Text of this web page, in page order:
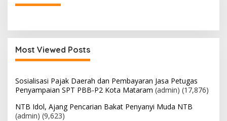
Most Viewed Posts
Sosialisasi Pajak Daerah dan Pembayaran Jasa Petugas
Penyampaian SPT PBB-P2 Kota Mataram (admin) (17,876)
NTB Idol, Ajang Pencarian Bakat Penyanyi Muda NTB
(admin) (9,623)